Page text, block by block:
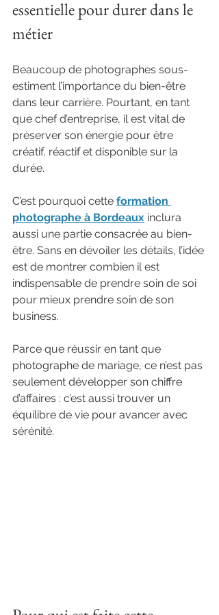
essentielle pour durer dans le
métier
Beaucoup de photographes sous-
estiment l’importance du bien-être
dans leur carrière. Pourtant, en tant
que chef d’entreprise, il est vital de
préserver son énergie pour être
créatif, réactif et disponible sur la
durée.
C’est pourquoi cette formation
photographe à Bordeaux inclura
aussi une partie consacrée au bien-
être. Sans en dévoiler les détails, l’idée
est de montrer combien il est
indispensable de prendre soin de soi
pour mieux prendre soin de son
business.
Parce que réussir en tant que
photographe de mariage, ce n’est pas
seulement développer son chiffre
d’affaires : c’est aussi trouver un
équilibre de vie pour avancer avec
sérénité.